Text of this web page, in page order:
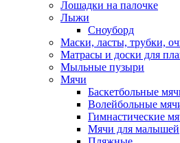
Лошадки на палочке
Лыжи
Сноуборд
Маски, ласты, трубки,
Матрасы и доски для
Мыльные пузыри
Мячи
Баскетбольные
Волейбольные
Гимнастические
Мячи для малышей